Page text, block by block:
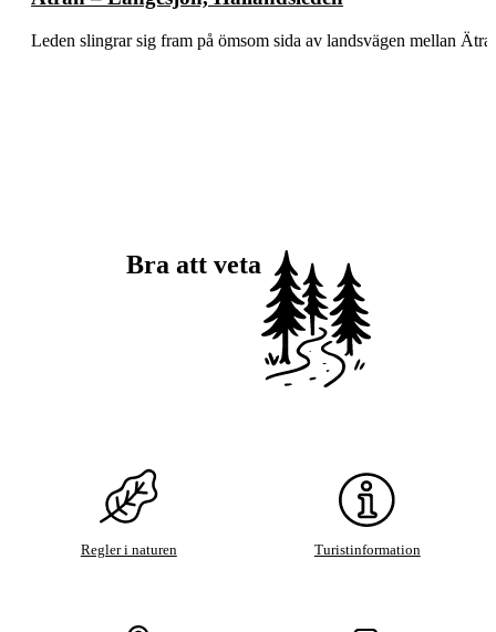
Leden slingrar sig fram på ömsom sida av landsvägen mellan
Bra att veta
Regler i naturen Turistinformation